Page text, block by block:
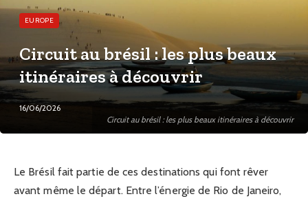
Circuit au brésil : les plus beaux itinéraires à découvrir
EUROPE
Circuit au brésil : les plus beaux
itinéraires à découvrir
16/06/2026
Le Brésil fait partie de ces destinations qui font rêver
avant même le départ. Entre l’énergie de Rio de Janeiro,